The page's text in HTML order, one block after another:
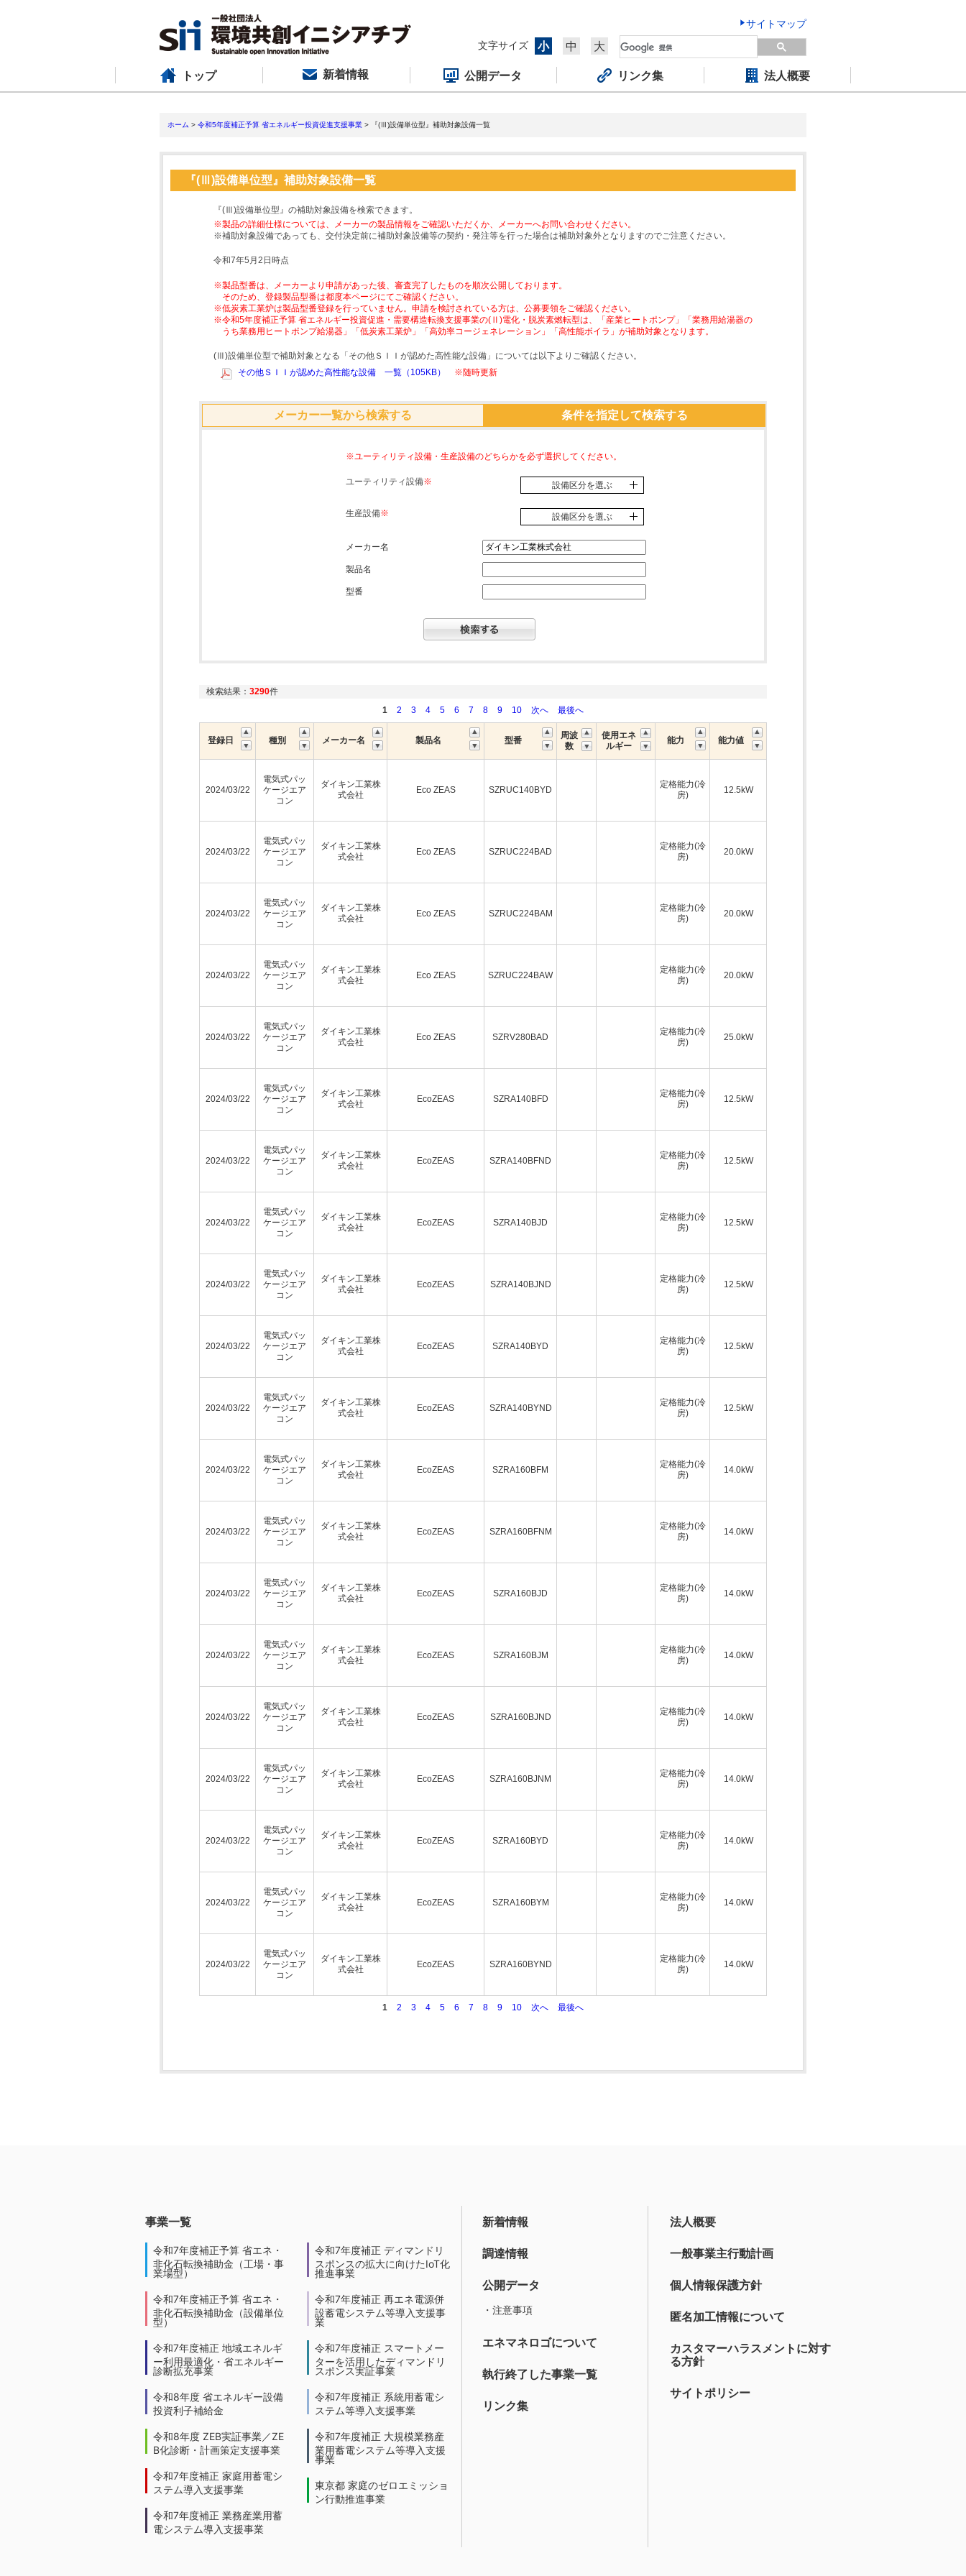
サイトマップ
文字サイズ
小 中 大
トップ 新着情報 公開データ リンク集 法人概要
ホーム > 令和5年度補正予算 省エネルギー投資促進支援事業 > 『(Ⅲ)設備単位型』補助対象設備一覧
『(Ⅲ)設備単位型』補助対象設備一覧
『(Ⅲ)設備単位型』の補助対象設備を検索できます。
※製品の詳細仕様については、メーカーの製品情報をご確認いただくか、メーカーへお問い合わせください。
※補助対象設備であっても、交付決定前に補助対象設備等の契約・発注等を行った場合は補助対象外となりますのでご注意ください。
令和7年5月2日時点
※製品型番は、メーカーより申請があった後、審査完了したものを順次公開しております。
そのため、登録製品型番は都度本ページにてご確認ください。
※低炭素工業炉は製品型番登録を行っていません。申請を検討されている方は、公募要領をご確認ください。
※令和5年度補正予算 省エネルギー投資促進・需要構造転換支援事業の(Ⅱ)電化・脱炭素燃転型は、「産業ヒートポンプ」「業務用給湯器の
うち業務用ヒートポンプ給湯器」「低炭素工業炉」「高効率コージェネレーション」「高性能ボイラ」が補助対象となります。
(Ⅲ)設備単位型で補助対象となる「その他ＳＩＩが認めた高性能な設備」については以下よりご確認ください。
その他ＳＩＩが認めた高性能な設備 一覧（105KB）
※随時更新
メーカー一覧から検索する 条件を指定して検索する
※ユーティリティ設備・生産設備のどちらかを必ず選択してください。
ユーティリティ設備※ 設備区分を選ぶ
生産設備※ 設備区分を選ぶ
メーカー名
製品名
型番
検索結果： 3290件
1
2 3 4 5 6 7 8 9 10 次へ 最後へ
登録日 種別 メーカー名 製品名 型番
周波
数
使用エネ
ルギー
能力 能力値
2024/03/22
電気式パッ
ケージエア
コン
ダイキン工業株
式会社
Eco ZEAS SZRUC140BYD
定格能力(冷
房)
12.5kW
2024/03/22
電気式パッ
ケージエア
コン
ダイキン工業株
式会社
Eco ZEAS SZRUC224BAD
定格能力(冷
房)
20.0kW
2024/03/22
電気式パッ
ケージエア
コン
ダイキン工業株
式会社
Eco ZEAS SZRUC224BAM
定格能力(冷
房)
20.0kW
2024/03/22
電気式パッ
ケージエア
コン
ダイキン工業株
式会社
Eco ZEAS SZRUC224BAW
定格能力(冷
房)
20.0kW
2024/03/22
電気式パッ
ケージエア
コン
ダイキン工業株
式会社
Eco ZEAS SZRV280BAD
定格能力(冷
房)
25.0kW
2024/03/22
電気式パッ
ケージエア
コン
ダイキン工業株
式会社
EcoZEAS SZRA140BFD
定格能力(冷
房)
12.5kW
2024/03/22
電気式パッ
ケージエア
コン
ダイキン工業株
式会社
EcoZEAS SZRA140BFND
定格能力(冷
房)
12.5kW
2024/03/22
電気式パッ
ケージエア
コン
ダイキン工業株
式会社
EcoZEAS SZRA140BJD
定格能力(冷
房)
12.5kW
2024/03/22
電気式パッ
ケージエア
コン
ダイキン工業株
式会社
EcoZEAS SZRA140BJND
定格能力(冷
房)
12.5kW
2024/03/22
電気式パッ
ケージエア
コン
ダイキン工業株
式会社
EcoZEAS SZRA140BYD
定格能力(冷
房)
12.5kW
2024/03/22
電気式パッ
ケージエア
コン
ダイキン工業株
式会社
EcoZEAS SZRA140BYND
定格能力(冷
房)
12.5kW
2024/03/22
電気式パッ
ケージエア
コン
ダイキン工業株
式会社
EcoZEAS SZRA160BFM
定格能力(冷
房)
14.0kW
2024/03/22
電気式パッ
ケージエア
コン
ダイキン工業株
式会社
EcoZEAS SZRA160BFNM
定格能力(冷
房)
14.0kW
2024/03/22
電気式パッ
ケージエア
コン
ダイキン工業株
式会社
EcoZEAS SZRA160BJD
定格能力(冷
房)
14.0kW
2024/03/22
電気式パッ
ケージエア
コン
ダイキン工業株
式会社
EcoZEAS SZRA160BJM
定格能力(冷
房)
14.0kW
2024/03/22
電気式パッ
ケージエア
コン
ダイキン工業株
式会社
EcoZEAS SZRA160BJND
定格能力(冷
房)
14.0kW
2024/03/22
電気式パッ
ケージエア
コン
ダイキン工業株
式会社
EcoZEAS SZRA160BJNM
定格能力(冷
房)
14.0kW
2024/03/22
電気式パッ
ケージエア
コン
ダイキン工業株
式会社
EcoZEAS SZRA160BYD
定格能力(冷
房)
14.0kW
2024/03/22
電気式パッ
ケージエア
コン
ダイキン工業株
式会社
EcoZEAS SZRA160BYM
定格能力(冷
房)
14.0kW
2024/03/22
電気式パッ
ケージエア
コン
ダイキン工業株
式会社
EcoZEAS SZRA160BYND
定格能力(冷
房)
14.0kW
1 2 3 4 5 6 7 8 9 10 次へ 最後へ
事業一覧
令和7年度補正予算 省エネ・
非化石転換補助金（工場・事
業場型）
令和7年度補正予算 省エネ・
非化石転換補助金（設備単位
型）
令和7年度補正 地域エネルギ
ー利用最適化・省エネルギー
診断拡充事業
令和8年度 省エネルギー設備
投資利子補給金
令和8年度 ZEB実証事業／ZE
B化診断・計画策定支援事業
令和7年度補正 家庭用蓄電シ
ステム導入支援事業
令和7年度補正 業務産業用蓄
電システム導入支援事業
令和7年度補正 ディマンドリ
スポンスの拡大に向けたIoT化
推進事業
令和7年度補正 再エネ電源併
設蓄電システム等導入支援事
業
令和7年度補正 スマートメー
ターを活用したディマンドリ
スポンス実証事業
令和7年度補正 系統用蓄電シ
ステム等導入支援事業
令和7年度補正 大規模業務産
業用蓄電システム等導入支援
事業
東京都 家庭のゼロエミッショ
ン行動推進事業
新着情報
調達情報
公開データ
・注意事項
エネマネロゴについて
執行終了した事業一覧
リンク集
法人概要
一般事業主行動計画
個人情報保護方針
匿名加工情報について
カスタマーハラスメントに対す
る方針
サイトポリシー